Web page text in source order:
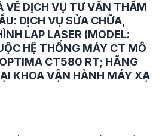
VỀ DỊCH VỤ TƯ VẤN THẨM
DỊCH VỤ SỬA CHỮA,
LAP LASER (MODEL:
HỆ THỐNG MÁY CT MÔ
CT580 RT; HÃNG
KHOA VẬN HÀNH MÁY XẠ